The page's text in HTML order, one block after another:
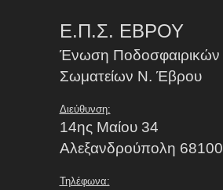
Ε.Π.Σ. ΕΒΡΟΥ
Ένωση Ποδοσφαιρικών
Σωματείων Ν. Έβρου
Διεύθυνση:
14ης Μαίου 34
Αλεξανδρούπολη 68100
Τηλέφωνα: